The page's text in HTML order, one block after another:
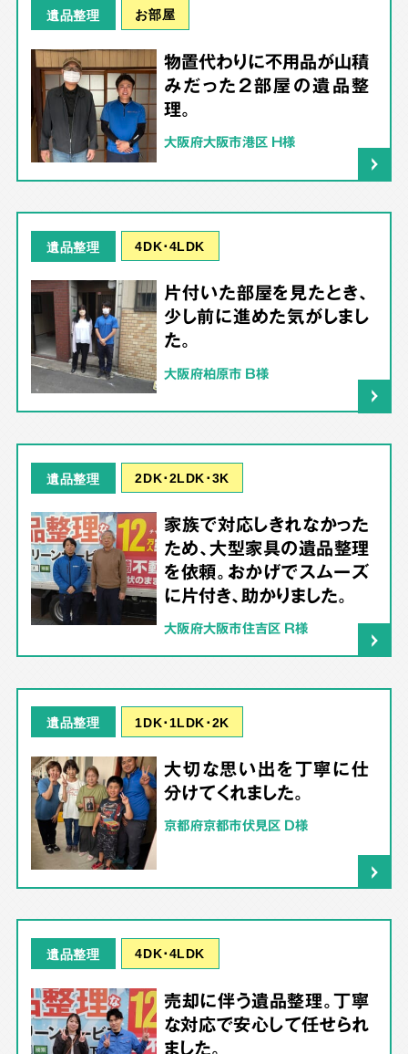
遺品整理 お部屋
物置代わりに不用品が山積
みだった2部屋の遺品整
理。
大阪府大阪市港区 H様
遺品整理 4DK･4LDK
片付いた部屋を見たとき、
少し前に進めた気がしまし
た。
大阪府柏原市 B様
遺品整理 2DK･2LDK･3K
家族で対応しきれなかった
ため、大型家具の遺品整理
を依頼。おかげでスムーズ
に片付き、助かりました。
大阪府大阪市住吉区 R様
遺品整理 1DK･1LDK･2K
大切な思い出を丁寧に仕
分けてくれました。
京都府京都市伏見区 D様
遺品整理 4DK･4LDK
売却に伴う遺品整理。丁寧
な対応で安心して任せられ
ました。